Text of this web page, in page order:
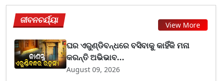
ଜୀବନଚର୍ଯ୍ୟା View More
ଘର ଏରୁଣ୍ଡିବନ୍ଧରେ ବସିବାକୁ କାହିଁକି ମନା
କରନ୍ତି ଅଭିଭାବ...
August 09, 2026